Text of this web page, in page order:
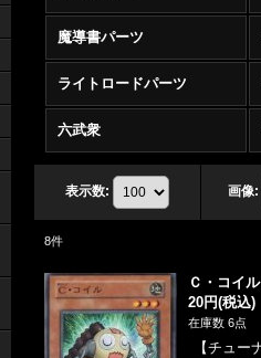
魔導書パーツ
ライトロードパーツ
六武衆
表示数: 画像:
8件
Ｃ・コイ
20円(税込)
在庫数 6点
【チュ